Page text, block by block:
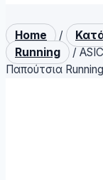
Home /
Running
/
Παπούτσια